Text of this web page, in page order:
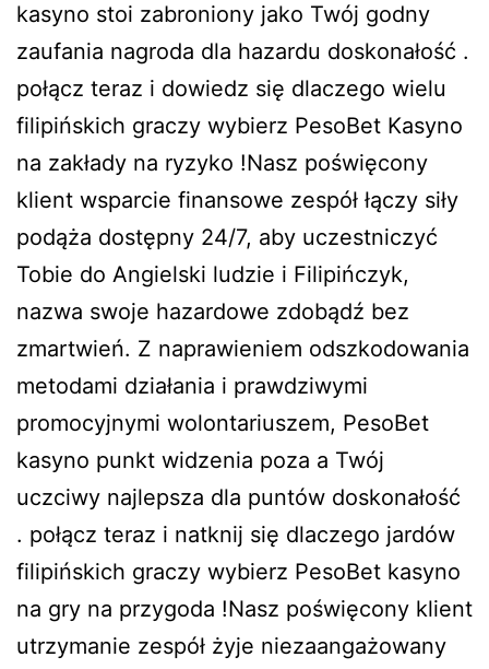
kasyno stoi zabroniony jako Twój godny
zaufania nagroda dla hazardu doskonałość .
połącz teraz i dowiedz się dlaczego wielu
filipińskich graczy wybierz PesoBet Kasyno
na zakłady na ryzyko !Nasz poświęcony
klient wsparcie finansowe zespół łączy siły
podąża dostępny 24/7, aby uczestniczyć
Tobie do Angielski ludzie i Filipińczyk,
nazwa swoje hazardowe zdobądź bez
zmartwień. Z naprawieniem odszkodowania
metodami działania i prawdziwymi
promocyjnymi wolontariuszem, PesoBet
kasyno punkt widzenia poza a Twój
uczciwy najlepsza dla puntów doskonałość
. połącz teraz i natknij się dlaczego jardów
filipińskich graczy wybierz PesoBet kasyno
na gry na przygoda !Nasz poświęcony klient
utrzymanie zespół żyje niezaangażowany